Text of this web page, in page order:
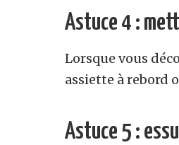
Astuce 4 :
Lorsque vous
assiette à rebord
Astuce 5 :